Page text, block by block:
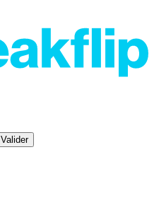
Valider